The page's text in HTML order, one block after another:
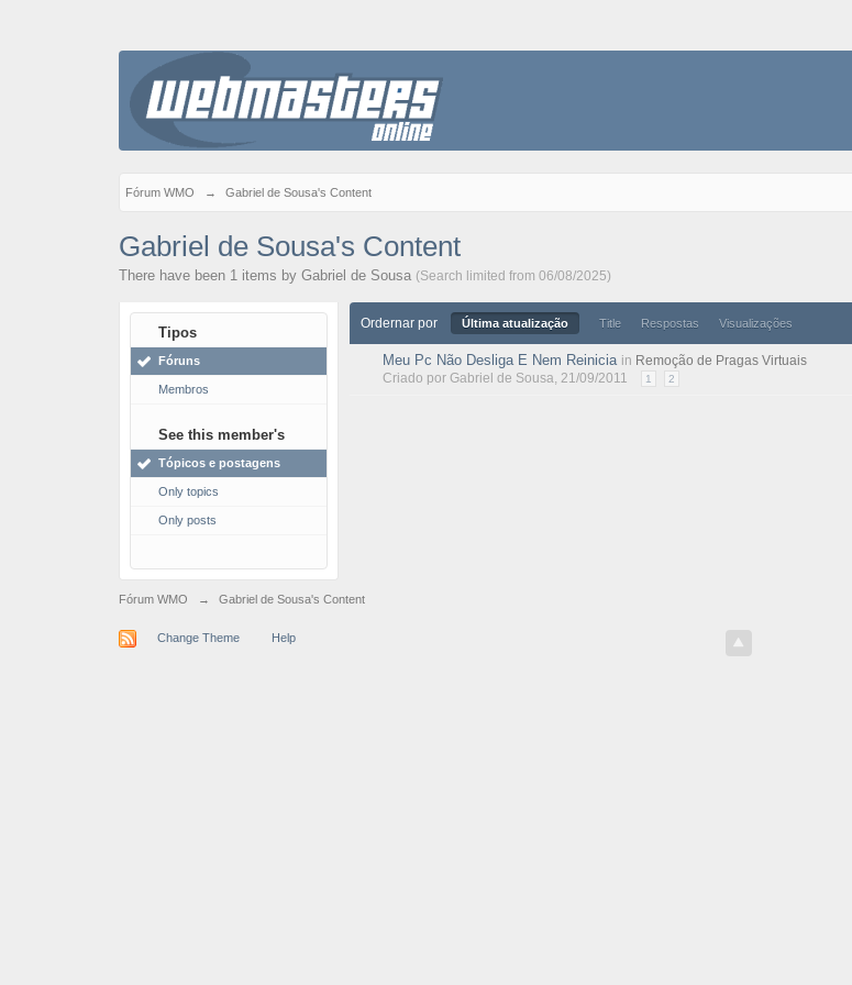
Fórum WMO → Gabriel de Sousa's Content
Gabriel de Sousa's Content
There have been 1 items by Gabriel de Sousa (Search limited from 06/08/2025)
Tipos
Fóruns
Membros
See this member's
Tópicos e postagens
Only topics
Only posts
Ordernar por Última atualização Title Respostas Visualizações
Meu Pc Não Desliga E Nem Reinicia in Remoção de Pragas Virtuais
Criado por Gabriel de Sousa, 21/09/2011 1 2
Fórum WMO → Gabriel de Sousa's Content
Change Theme Help